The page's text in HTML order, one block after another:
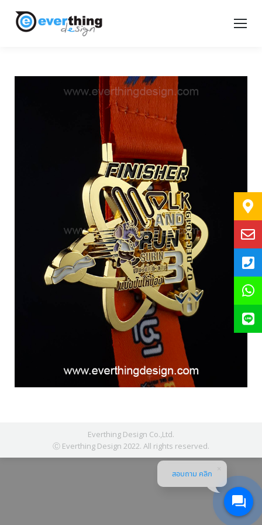
Everthing Design Co.,Ltd.
Ⓒ Everthing Design 2022. All rights reserved.
สอบถาม คลิก